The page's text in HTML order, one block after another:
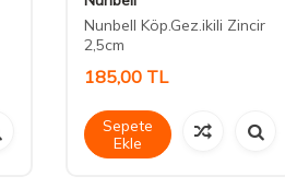
Nunbell Köp.Gez.ikili Zincir
2,5cm
185,00 TL
Sepete
Ekle